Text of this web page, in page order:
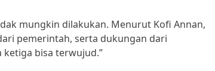
mungkin dilakukan. Menurut Kofi Annan,
pemerintah, serta dukungan dari
bisa terwujud.”